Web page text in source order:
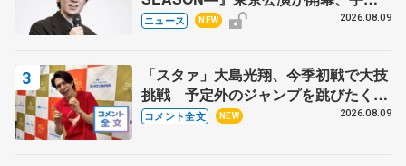
昌磨の『Ice Brave』にかける思いを
ニュース NEW 2026.08.09
「スタァ」大島光翔、今季初戦で大技
挑戦 予定外のジャンプを跳びたくな
った理由とは… 【関東サマートロフ
コメント全文 NEW 2026.08.09